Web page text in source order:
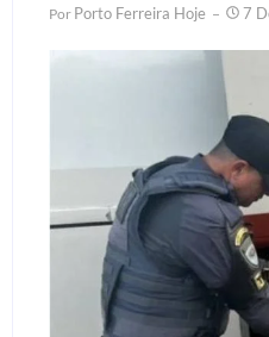
Por Porto Ferreira Hoje 7